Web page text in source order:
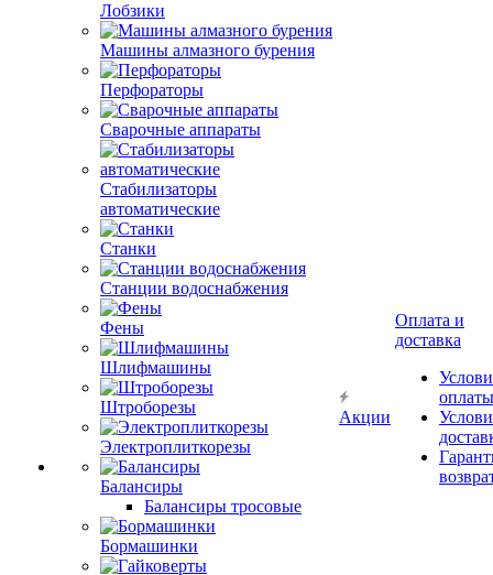
Лобзики
Машины алмазного бурения
Перфораторы
Сварочные аппараты
Стабилизаторы
автоматические
Станки
Станции водоснабжения
Фены
Шлифмашины
Штроборезы
Электроплиткорезы
Балансиры
Балансиры тросовые
Бормашинки
Акции
Оплата и
доставка
оплаты